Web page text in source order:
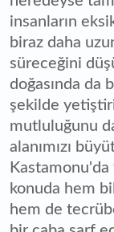
insanların
biraz daha
süreceğini
doğasında da
şekilde
mutluluğunu
alanımızı
Kastamonu'da
konuda hem
hem de